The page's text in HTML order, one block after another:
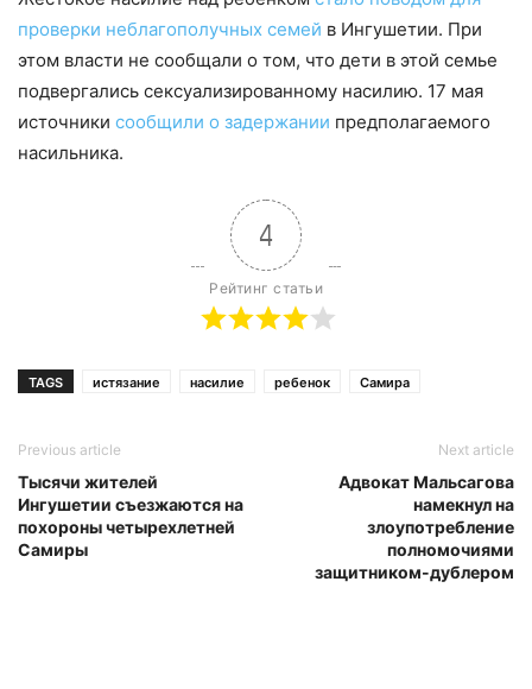
проверки неблагополучных семей в Ингушетии. При
этом власти не сообщали о том, что дети в этой семье
подвергались сексуализированному насилию. 17 мая
источники сообщили о задержании предполагаемого
насильника.
4
Рейтинг статьи
TAGS истязание насилие ребенок Самира
Previous article
Тысячи жителей
Ингушетии съезжаются на
похороны четырехлетней
Самиры
Next article
Адвокат Мальсагова
намекнул на
злоупотребление
полномочиями
защитником-дублером